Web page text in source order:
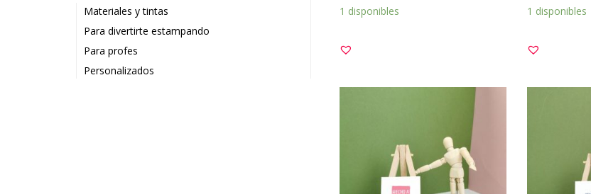
Materiales y tintas
Para divertirte estampando
Para profes
Personalizados
1 disponibles 1 disponibles